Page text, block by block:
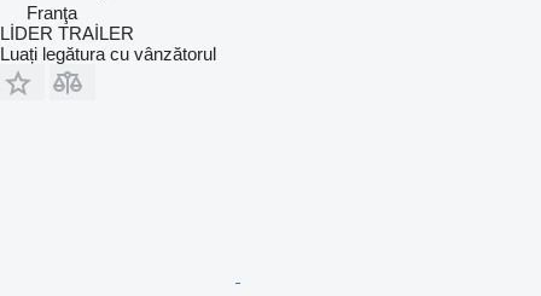
Franţa
LİDER TRAİLER
Luați legătura cu vânzătorul